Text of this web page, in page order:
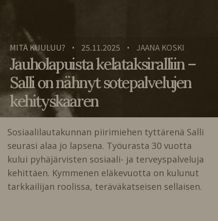
MITÄ KUULUU? • 25.11.2025 • JAANA KOSKI
Jauholapuista kelataksiralliin –
Salli on nähnyt sotepalvelujen
kehityskaaren
Sosiaalilautakunnan piirimiehen tyttärenä Salli
seurasi alaa jo lapsena. Työurasta 30 vuotta
kului pyhäjärvisten sosiaali- ja terveyspalveluja
kehittäen. Kymmenen eläkevuotta on kulunut
tarkkailijan roolissa, teräväkatseisen sellaisen.